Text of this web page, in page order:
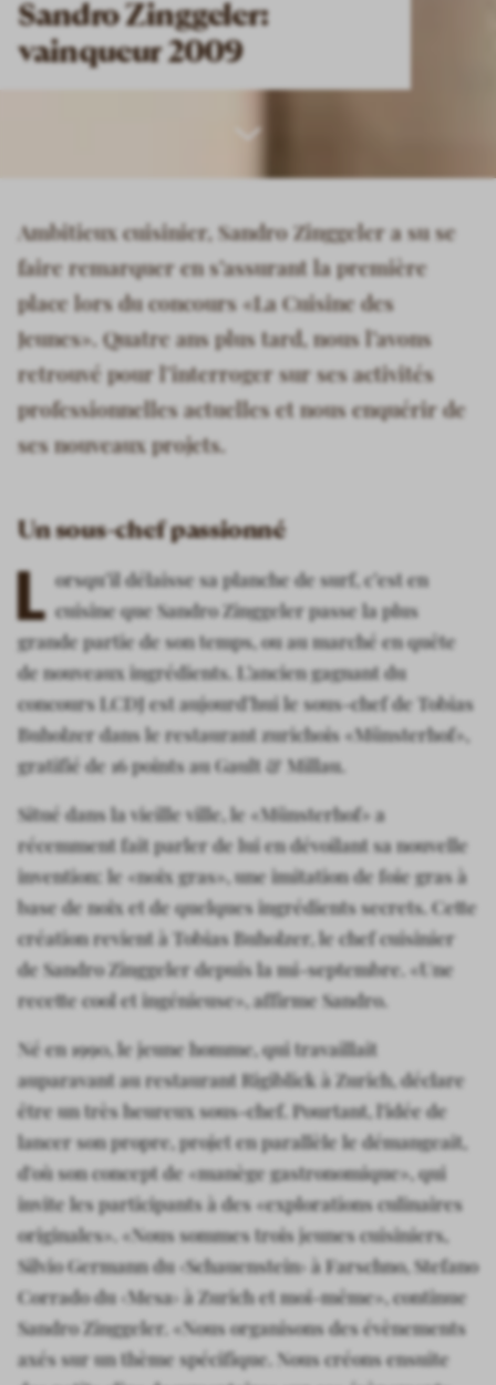
Sandro Zinggeler:
vainqueur 2009
Ambitieux cuisinier, Sandro Zinggeler a su se
faire remarquer en s’assurant la première
place lors du concours «La Cuisine des
Jeunes». Quatre ans plus tard, nous l’avons
retrouvé pour l’interroger sur ses activités
professionnelles actuelles et nous enquérir de
ses nouveaux projets.
Un sous-chef passionné
L orsqu’il délaisse sa planche de surf, c’est en
cuisine que Sandro Zinggeler passe la plus
grande partie de son temps, ou au marché en quête
de nouveaux ingrédients. L’ancien gagnant du
concours LCDJ est aujourd’hui le sous-chef de Tobias
Buholzer dans le restaurant zurichois «Münsterhof»,
gratifié de 16 points au Gault & Millau.
Situé dans la vieille ville, le «Münsterhof» a
récemment fait parler de lui en dévoilant sa nouvelle
invention: le «noix gras», une imitation de foie gras à
base de noix et de quelques ingrédients secrets. Cette
création revient à Tobias Buholzer, le chef cuisinier
de Sandro Zinggeler depuis la mi-septembre. «Une
recette cool et ingénieuse», affirme Sandro.
Né en 1990, le jeune homme, qui travaillait
auparavant au restaurant Rigiblick à Zurich, déclare
être un très heureux sous-chef. Pourtant, l'idée de
lancer son propre, projet en parallèle le démangeait,
d'où son concept de «manège gastronomique», qui
invite les participants à des «explorations culinaires
originales». «Nous sommes trois jeunes cuisiniers,
Silvio Germann du ‹Schauenstein› à Farschno, Stefano
Corrado du ‹Mesa› à Zurich et moi-même», continue
Sandro Zinggeler. «Nous organisons des évènements
axés sur un thème spécifique. Nous créons ensuite